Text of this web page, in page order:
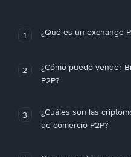
1 ¿Qué es un exchange
2
¿Cómo puedo vender
P2P?
3
¿Cuáles son las
de comercio P2P?